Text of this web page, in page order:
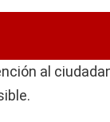
al